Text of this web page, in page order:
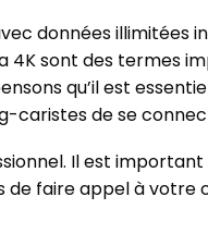
données illimitées
4K sont des termes
qu’il est
de se
Il est
de faire appel à